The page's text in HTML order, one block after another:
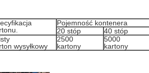
Pojemność kontenera
20 stóp
40 stóp
wysyłkowy
2500
kartony
5000
kartony